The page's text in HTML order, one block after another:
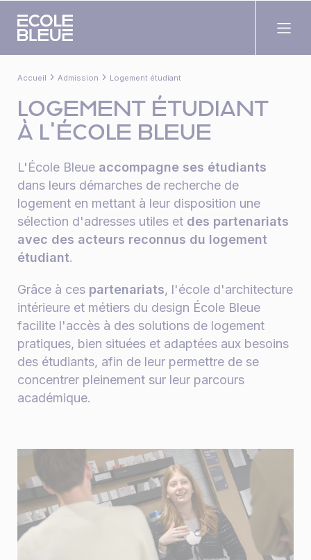
Accueil › Admission › Logement étudiant
LOGEMENT ÉTUDIANT
À L'ÉCOLE BLEUE
L'École Bleue accompagne ses étudiants
dans leurs démarches de recherche de
logement en mettant à leur disposition une
sélection d'adresses utiles et des partenariats
avec des acteurs reconnus du logement
étudiant.
Grâce à ces partenariats, l'école d'architecture
intérieure et métiers du design École Bleue
facilite l'accès à des solutions de logement
pratiques, bien situées et adaptées aux besoins
des étudiants, afin de leur permettre de se
concentrer pleinement sur leur parcours
académique.